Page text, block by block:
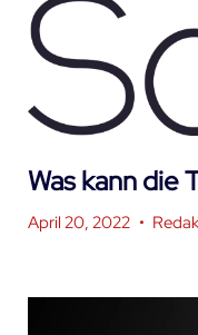
Was kann die
April 20, 2022 •